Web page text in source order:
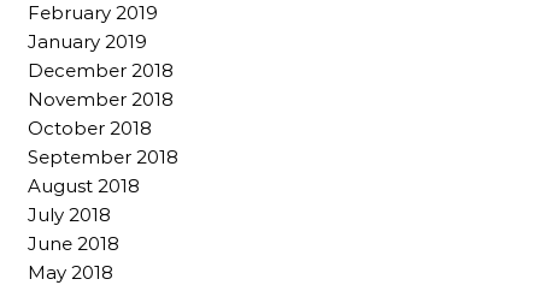
February 2019
January 2019
December 2018
November 2018
October 2018
September 2018
August 2018
July 2018
June 2018
May 2018